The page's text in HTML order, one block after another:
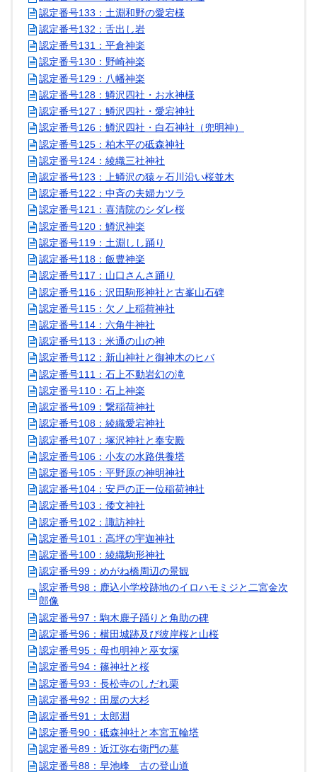
認定番号133：土淵和野の愛宕様
認定番号132：舌出し岩
認定番号131：平倉神楽
認定番号130：野崎神楽
認定番号129：八幡神楽
認定番号128：鱒沢四社・お水神様
認定番号127：鱒沢四社・愛宕神社
認定番号126：鱒沢四社・白石神社（兜明神）
認定番号125：柏木平の砥森神社
認定番号124：綾織三社神社
認定番号123：上鱒沢の猿ヶ石川沿い桜並木
認定番号122：中斉の夫婦カツラ
認定番号121：喜清院のシダレ桜
認定番号120：鱒沢神楽
認定番号119：土淵しし踊り
認定番号118：飯豊神楽
認定番号117：山口さんさ踊り
認定番号116：沢田駒形神社と古峯山石碑
認定番号115：欠ノ上稲荷神社
認定番号114：六角牛神社
認定番号113：米通の山の神
認定番号112：新山神社と御神木のヒバ
認定番号111：石上不動岩幻の滝
認定番号110：石上神楽
認定番号109：繋稲荷神社
認定番号108：綾織愛宕神社
認定番号107：塚沢神社と奉安殿
認定番号106：小友の水路供養塔
認定番号105：平野原の神明神社
認定番号104：安戸の正一位稲荷神社
認定番号103：倭文神社
認定番号102：諏訪神社
認定番号101：高坪の宇迦神社
認定番号100：綾織駒形神社
認定番号99：めがね橋周辺の景観
認定番号98：鹿込小学校跡地のイロハモミジと二宮金次
郎像
認定番号97：駒木鹿子踊りと角助の碑
認定番号96：横田城跡及び彼岸桜と山桜
認定番号95：母也明神と巫女塚
認定番号94：篠神社と桜
認定番号93：長松寺のしだれ栗
認定番号92：田屋の大杉
認定番号91：太郎淵
認定番号90：砥森神社と本宮五輪塔
認定番号89：近江弥右衛門の墓
認定番号88：早池峰 古の登山道